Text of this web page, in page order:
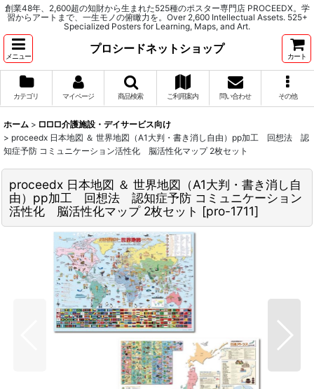
創業48年、2,600超の知財から生まれた525種のポスター専門店 PROCEEDX。学
習からアートまで、一生モノの俯瞰力を。Over 2,600 Intellectual Assets. 525+
Specialized Posters for Learning, Maps, and Art.
メニュー
プロシードネットショップ
カート
カテゴリ マイページ 商品検索 ご利用案内 問い合わせ その他
ホーム > □□□介護施設・デイサービス向け
> proceedx 日本地図 ＆ 世界地図（A1大判・書き消し自由）pp加工 回想法 認
知症予防 コミュニケーション活性化 脳活性化マップ 2枚セット
proceedx 日本地図 ＆ 世界地図（A1大判・書き消し自
由）pp加工 回想法 認知症予防 コミュニケーション
活性化 脳活性化マップ 2枚セット [pro-1711]